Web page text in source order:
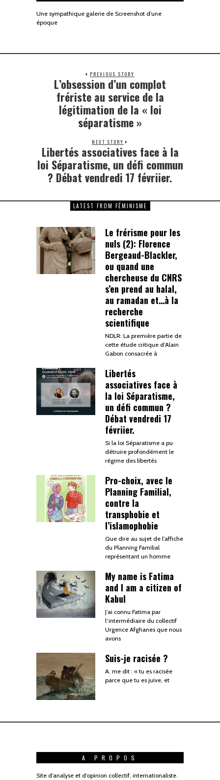
Une sympathique galerie de Screenshot d’une
époque
PREVIOUS STORY
L’obsession d’un complot
frériste au service de la
légitimation de la « loi
séparatisme »
NEXT STORY
Libertés associatives face à la
loi Séparatisme, un défi commun
? Débat vendredi 17 févriier.
LATEST FROM FÉMINISME
Le frérisme pour les
nuls (2): Florence
Bergeaud-Blackler,
ou quand une
chercheuse du CNRS
s’en prend au halal,
au ramadan et…à la
recherche
scientifique
NDLR: La première partie de
cette étude critique d’Alain
Gabon consacrée à
Libertés
associatives face à
la loi Séparatisme,
un défi commun ?
Débat vendredi 17
févriier.
Si la loi Séparatisme a pu
détruire profondément le
régime des libertés
Pro-choix, avec le
Planning Familial,
contre la
transphobie et
l’islamophobie
Que dire au sujet de l’affiche
du Planning Familial
représentant un homme
My name is Fatima
and I am a citizen of
Kabul
J’ai connu Fatima par
l’intermédiaire du collectif
Urgence Afghanes que nous
avons
Suis-je racisée ?
A. me dit : « tu es racisée
parce que tu es juive, et
A PROPOS
Site d’analyse et d’opinion collectif, internationaliste.